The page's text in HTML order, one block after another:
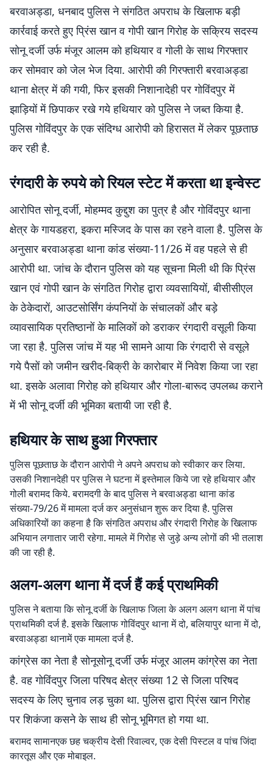
बरवाअड्डा, धनबाद पुलिस ने संगठित अपराध के खिलाफ बड़ी
कार्रवाई करते हुए प्रिंस खान व गोपी खान गिरोह के सक्रिय सदस्य
सोनू दर्जी उर्फ मंजूर आलम को हथियार व गोली के साथ गिरफ्तार
कर सोमवार को जेल भेज दिया. आरोपी की गिरफ्तारी बरवाअड्डा
थाना क्षेत्र में की गयी, फिर इसकी निशानादेही पर गोविंदपुर में
झाड़ियों में छिपाकर रखे गये हथियार को पुलिस ने जब्त किया है.
पुलिस गोविंदपुर के एक संदिग्ध आरोपी को हिरासत में लेकर पूछताछ
कर रही है.
रंगदारी के रुपये को रियल स्टेट में करता था इन्वेस्ट
आरोपित सोनू दर्जी, मोहम्मद कुद्दुश का पुत्र है और गोविंदपुर थाना
क्षेत्र के गायडहरा, इकरा मस्जिद के पास का रहने वाला है. पुलिस के
अनुसार बरवाअड्डा थाना कांड संख्या-11/26 में वह पहले से ही
आरोपी था. जांच के दौरान पुलिस को यह सूचना मिली थी कि प्रिंस
खान एवं गोपी खान के संगठित गिरोह द्वारा व्यवसायियों, बीसीसीएल
के ठेकेदारों, आउटसोर्सिंग कंपनियों के संचालकों और बड़े
व्यावसायिक प्रतिष्ठानों के मालिकों को डराकर रंगदारी वसूली किया
जा रहा है. पुलिस जांच में यह भी सामने आया कि रंगदारी से वसूले
गये पैसों को जमीन खरीद-बिक्री के कारोबार में निवेश किया जा रहा
था. इसके अलावा गिरोह को हथियार और गोला-बारूद उपलब्ध कराने
में भी सोनू दर्जी की भूमिका बतायी जा रही है.
हथियार के साथ हुआ गिरफ्तार
पुलिस पूछताछ के दौरान आरोपी ने अपने अपराध को स्वीकार कर लिया.
उसकी निशानदेही पर पुलिस ने घटना में इस्तेमाल किये जा रहे हथियार और
गोली बरामद किये. बरामदगी के बाद पुलिस ने बरवाअड्डा थाना कांड
संख्या-79/26 में मामला दर्ज कर अनुसंधान शुरू कर दिया है. पुलिस
अधिकारियों का कहना है कि संगठित अपराध और रंगदारी गिरोह के खिलाफ
अभियान लगातार जारी रहेगा. मामले में गिरोह से जुड़े अन्य लोगों की भी तलाश
की जा रही है.
अलग-अलग थाना में दर्ज हैं कई प्राथमिकी
पुलिस ने बताया कि सोनू दर्जी के खिलाफ जिला के अलग अलग थाना में पांच
प्राथमिकी दर्ज है. इसके खिलाफ गोविंदपुर थाना में दो, बलियापुर थाना में दो,
बरवाअड्डा थानामें एक मामला दर्ज है.
कांग्रेस का नेता है सोनूसोनू दर्जी उर्फ मंजूर आलम कांग्रेस का नेता
है. वह गोविंदपुर जिला परिषद क्षेत्र संख्या 12 से जिला परिषद
सदस्य के लिए चुनाव लड़ चुका था. पुलिस द्वारा प्रिंस खान गिरोह
पर शिकंजा कसने के साथ ही सोनू भूमिगत हो गया था.
बरामद सामानएक छह चक्रीय देसी रिवाल्वर, एक देसी पिस्टल व पांच जिंदा
कारतूस और एक मोबाइल.